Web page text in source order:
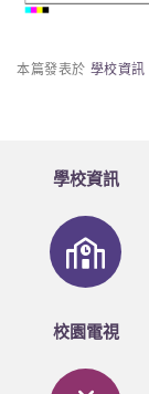
本篇發表於 學校資訊
學校資訊
校園電視